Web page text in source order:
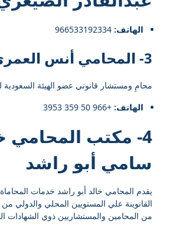
الهاتف: 966533192334⁩
3- المحامي أنس العمري
محامِ ومستشار قانوني عضو الهيئة السعودية
الهاتف: +966 50 359 3953
4- مكتب المحامي
سامي أبو راشد
يقدم المحامي خالد أبو راشد خدمات
القانوينة علي المستويين المحلي والدولي
من المحامين والمستشاريين ذوي الشهادات